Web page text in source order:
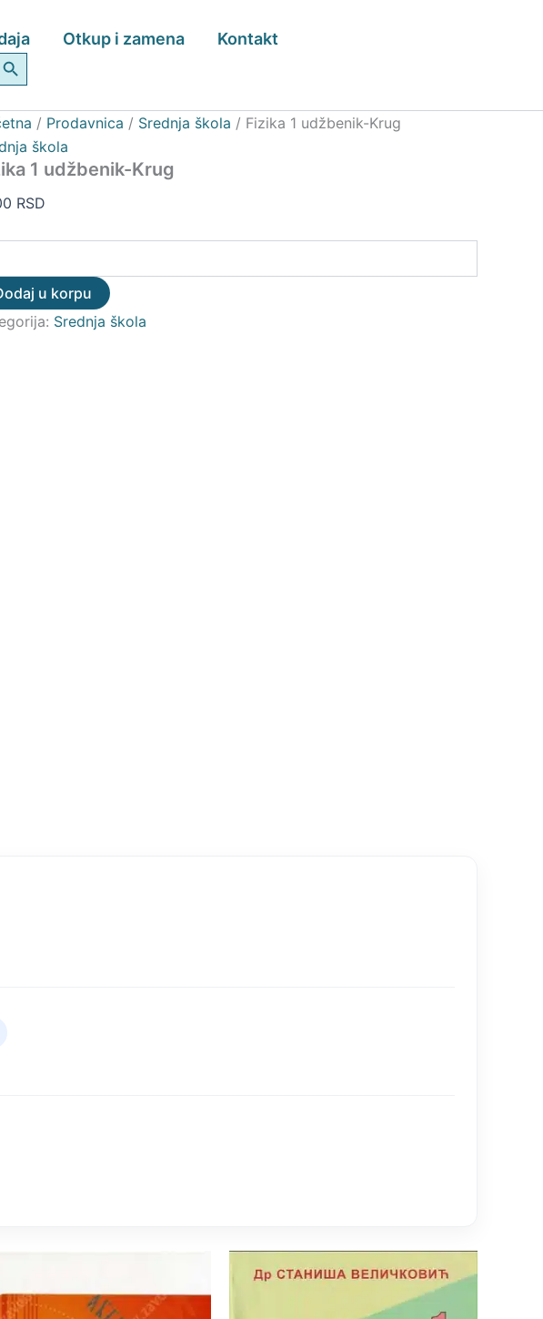
Otkup i zamena Kontakt
Button
/ Prodavnica / Srednja škola / Fizika 1 udžbenik-Krug
škola
1 udžbenik-Krug
RSD
u korpu
Srednja škola